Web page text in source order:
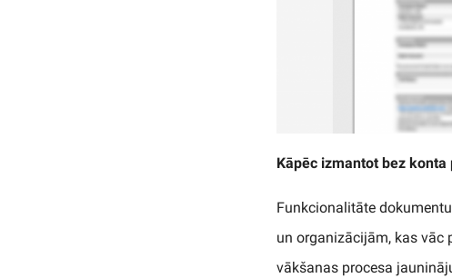
Kāpēc izmantot bez
Funkcionalitāte
un organizācijām, kas vāc
vākšanas procesa